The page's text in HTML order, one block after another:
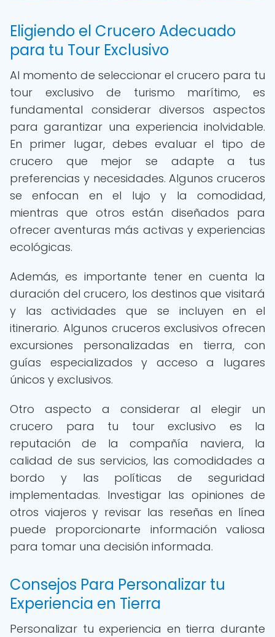
Eligiendo el Crucero Adecuado
para tu Tour Exclusivo
Al momento de seleccionar el crucero para tu
tour exclusivo de turismo marítimo, es
fundamental considerar diversos aspectos
para garantizar una experiencia inolvidable.
En primer lugar, debes evaluar el tipo de
crucero que mejor se adapte a tus
preferencias y necesidades. Algunos cruceros
se enfocan en el lujo y la comodidad,
mientras que otros están diseñados para
ofrecer aventuras más activas y experiencias
ecológicas.
Además, es importante tener en cuenta la
duración del crucero, los destinos que visitará
y las actividades que se incluyen en el
itinerario. Algunos cruceros exclusivos ofrecen
excursiones personalizadas en tierra, con
guías especializados y acceso a lugares
únicos y exclusivos.
Otro aspecto a considerar al elegir un
crucero para tu tour exclusivo es la
reputación de la compañía naviera, la
calidad de sus servicios, las comodidades a
bordo y las políticas de seguridad
implementadas. Investigar las opiniones de
otros viajeros y revisar las reseñas en línea
puede proporcionarte información valiosa
para tomar una decisión informada.
Consejos Para Personalizar tu
Experiencia en Tierra
Personalizar tu experiencia en tierra durante